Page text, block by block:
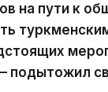
на пути к
подытожил